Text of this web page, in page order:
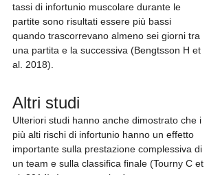
tassi di infortunio muscolare durante le
partite sono risultati essere più bassi
quando trascorrevano almeno sei giorni tra
una partita e la successiva (Bengtsson H et
al. 2018).
Altri studi
Ulteriori studi hanno anche dimostrato che i
più alti rischi di infortunio hanno un effetto
importante sulla prestazione complessiva di
un team e sulla classifica finale (Tourny C et